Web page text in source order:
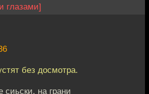
глазами]
без досмотра.
сиьски, на грани